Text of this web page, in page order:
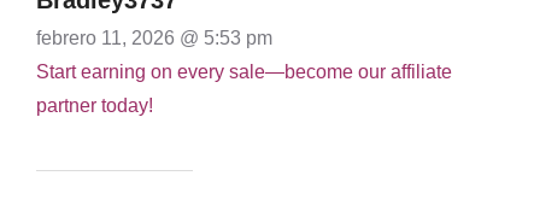
febrero 11, 2026 @ 5:53 pm
Start earning on every sale—become our affiliate
partner today!